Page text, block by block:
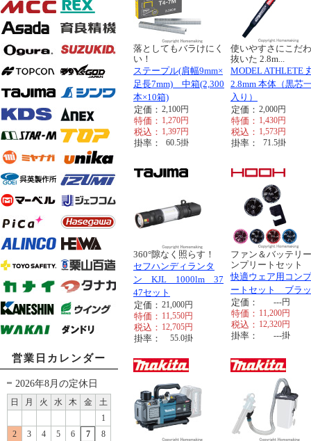
営業日カレンダー
2026年8月の定休日
日 月 火 水 木 金
土
1
2
3 4 5 6 7
8
落としてもバラけにく
い！
ステープル(肩幅9mm×
足長7mm) 中箱(2,300
本×10箱)
定価： 2,100円
特価： 1,270円
税込： 1,397円
掛率： 60.5掛
使いやすさにこだ
抜いた 2.8m...
MODEL ATHLETE
2.8mm 本体（黒芯
入り）
定価： 2,000円
特価： 1,430円
税込： 1,573円
掛率： 71.5掛
360°隙なく照らす！
セフハンディランタ
ン KJL 1000lm 37
47セット
定価： 21,000円
特価： 11,550円
税込： 12,705円
掛率： 55.0掛
ファン＆バッテリ
ンプリートセット
快適ウェア用コン
ートセット ブラ
定価：
---円
特価： 11,200円
税込： 12,320円
掛率： ---掛